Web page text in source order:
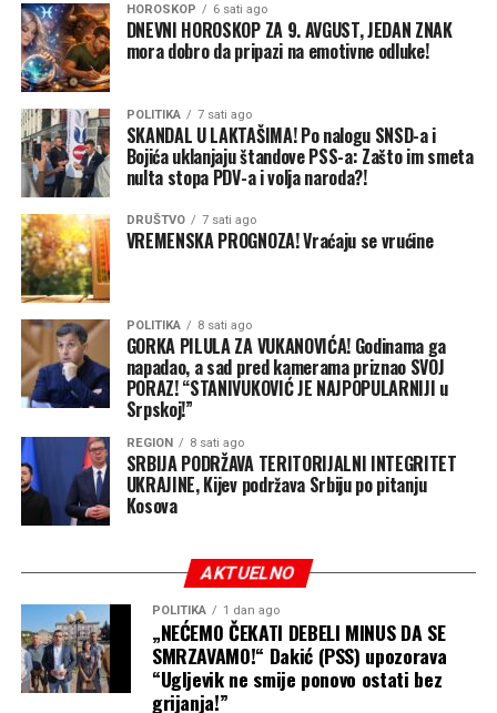
Međutim, Stanivuković naglašava da ga takvi potezi ne
mogu zaustaviti:
“To nas ne uznemirava, to
nas me motiviše. Kada
vidimo da pokušavaju da
sklone naš štand, znamo da
smo na pravom putu!”
jasan je bio lider PSS-a.
Besplatna pravna pomoć za sve mještane
Laktaša i okoline
Goran Bundalo, koji će djelovati u novootvorenoj
kancelariji, naglasio je da je ovo izuzetno važan dan za
“Ovo će biti slobodna kuća
za sve građane Laktaša,
Trna, Jablana, Glamočana,
HOROSKOP 6 sati ago
DNEVNI HOROSKOP ZA 9. AVGUST, JEDAN ZNAK
mora dobro da pripazi na emotivne odluke!
POLITIKA 7 sati ago
SKANDAL U LAKTAŠIMA! Po nalogu SNSD-a i
Bojića uklanjaju štandove PSS-a: Zašto im smeta
nulta stopa PDV-a i volja naroda?!
DRUŠTVO 7 sati ago
VREMENSKA PROGNOZA! Vraćaju se vrućine
POLITIKA 8 sati ago
GORKA PILULA ZA VUKANOVIĆA! Godinama ga
napadao, a sad pred kamerama priznao SVOJ
PORAZ! “STANIVUKOVIĆ JE NAJPOPULARNIJI u
Srpskoj!”
REGION 8 sati ago
SRBIJA PODRŽAVA TERITORIJALNI INTEGRITET
UKRAJINE, Kijev podržava Srbiju po pitanju
Kosova
AKTUELNO
POLITIKA 1 dan ago
„NEĆEMO ČEKATI DEBELI MINUS DA SE
SMRZAVAMO!“ Dakić (PSS) upozorava
“Ugljevik ne smije ponovo ostati bez
grijanja!”